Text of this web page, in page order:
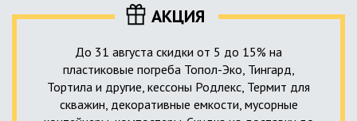
от исполнения.
АКЦИЯ
До 31 августа скидки от 5 до 15% на
пластиковые погреба Топол-Эко, Тингард,
Тортила и другие, кессоны Родлекс, Термит для
скважин, декоративные емкости, мусорные